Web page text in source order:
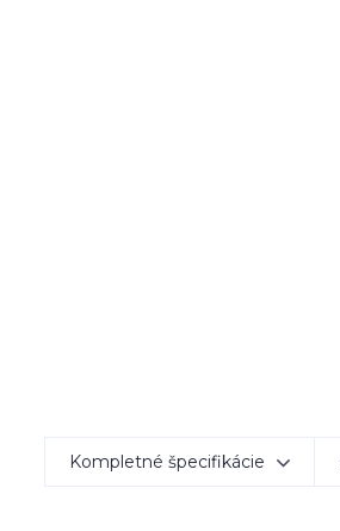
Kompletné špecifikácie